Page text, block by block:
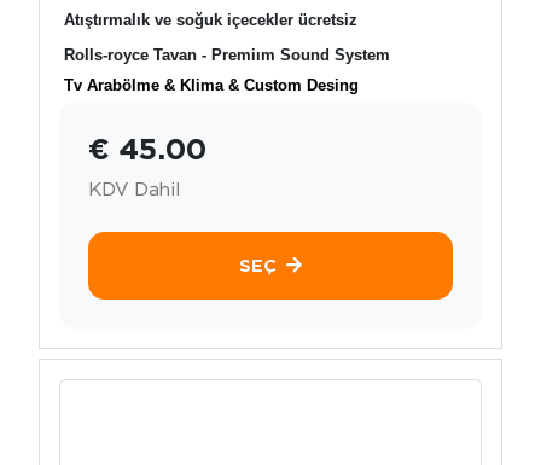
Atıştırmalık ve soğuk içecekler ücretsiz
Rolls-royce Tavan - Premiım Sound System
Tv Arabölme & Klima & Custom Desing
€ 45.00
KDV Dahil
SEÇ